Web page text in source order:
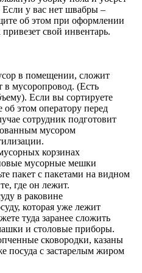
у вас нет швабры –
об этом при оформлении
свой инвентарь.
в помещении, сложит
мусоропровод. (Есть
Если вы сортируете
этом оператору перед
сотрудник подготовит
мусором
корзинах
мусорные мешки
пакет с пакетами на видном
где он лежит.
в раковине
которая уже лежит
туда заранее сложить
и столовые приборы.
сковородки, казаны
посуда с застарелым жиром